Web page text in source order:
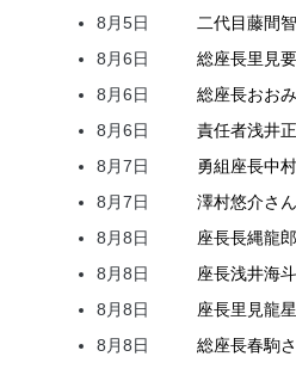
8月5日
二代目藤間
8月6日
総座長里見
8月6日
総座長おお
8月6日
責任者浅井
8月7日
勇組座長中
8月7日
澤村悠介さん
8月8日
座長長縄龍郎
8月8日
座長浅井海斗
8月8日
座長里見龍星
8月8日
総座長春駒